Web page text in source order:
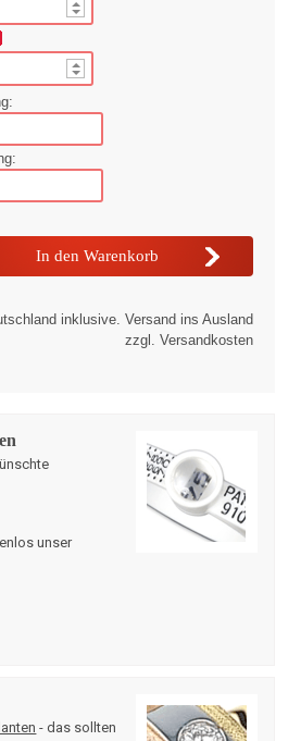
inklusive. Versand ins Ausland
zzgl. Versandkosten
unser
- das sollten